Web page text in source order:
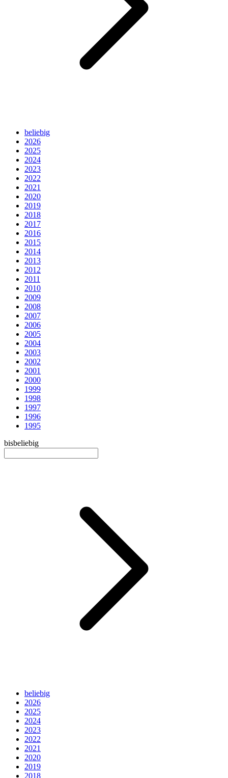
beliebig
2026
2025
2024
2023
2022
2021
2020
2019
2018
2017
2016
2015
2014
2013
2012
2011
2010
2009
2008
2007
2006
2005
2004
2003
2002
2001
2000
1999
1998
1997
1996
1995
bisbeliebig
beliebig
2026
2025
2024
2023
2022
2021
2020
2019
2018